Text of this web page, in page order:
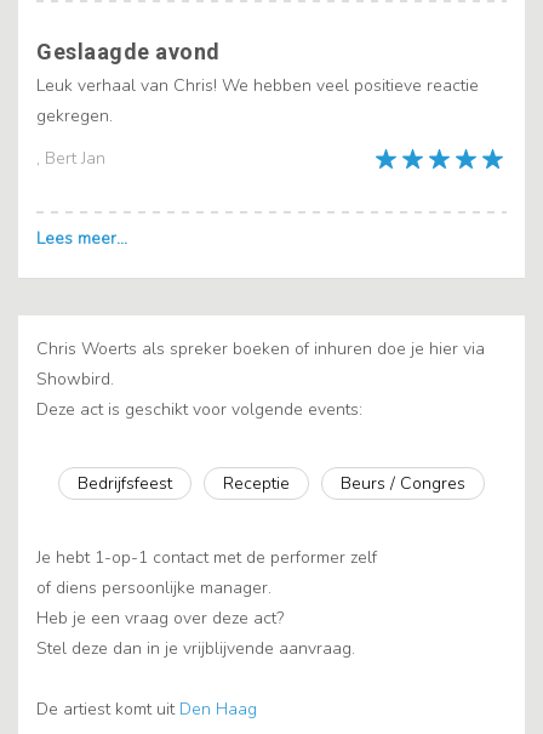
, Bert Jan
Geslaagde avond
Leuk verhaal van Chris! We hebben veel positieve reactie
gekregen.
Chris Woerts als spreker boeken of inhuren doe je hier via
Showbird.
Deze act is geschikt voor volgende events:
Bedrijfsfeest Receptie Beurs / Congres
Je hebt 1-op-1 contact met de performer zelf
of diens persoonlijke manager.
Heb je een vraag over deze act?
Stel deze dan in je vrijblijvende aanvraag.
De artiest komt uit Den Haag